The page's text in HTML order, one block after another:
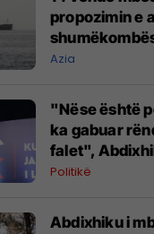
propozimin e
mbrojtjes
Saudite
Azia
"Nëse është
ka gabuar
falet",
“selam”
Politikë
Abdixhiku i